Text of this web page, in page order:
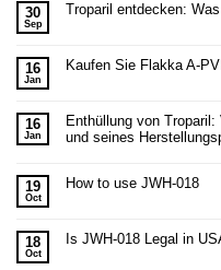
30
Sep
Troparil entdecken:
16
Jan
Kaufen Sie Flakka A-
16
Jan
Enthüllung von
und seines
19
Oct
How to use JWH-018
18
Oct
Is JWH-018 Legal in